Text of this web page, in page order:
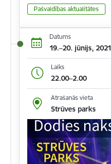
Pašvaldības aktualitātes
Datums
19.–20. jūnijs, 2021
Laiks
22.00–2.00
Atrašanās vieta
Strūves parks